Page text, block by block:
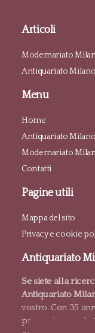
Articoli
Modernariato
Antiquariato Milano
Menu
Home
Antiquariato Milano
Modernariato
Contatti
Pagine utili
Mappa del sito
Privacy e cookie
Antiquariato
Se siete alla
Antiquariato
vostro. Con 35
proponiamo